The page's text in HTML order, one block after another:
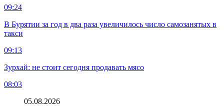
09:24
В Бурятии за год в два раза увеличилось число самозанятых в
такси
09:13
Зурхай: не стоит сегодня продавать мясо
08:03
05.08.2026